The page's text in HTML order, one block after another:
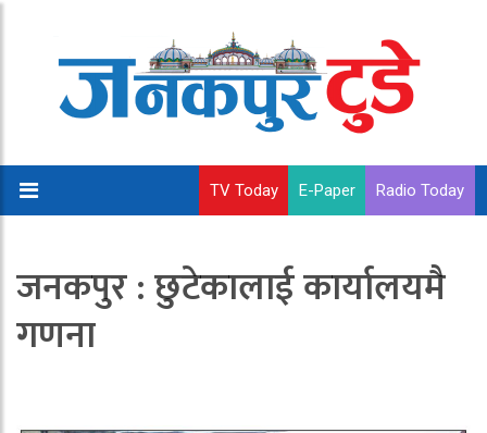
TV Today E-Paper Radio Today
जनकपुर : छुटेकालाई कार्यालयमै
गणना